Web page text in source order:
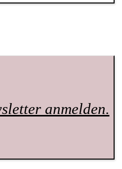
anmelden.